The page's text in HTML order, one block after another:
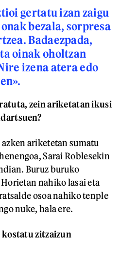
gertatu izan zaigu
bezala, sorpresa
Badaezpada,
oinak oholtzan
izena atera edo
zein ariketatan ikusi
ariketetan sumatu
Sarai Roblesekin
Buruz buruko
nahiko lasai eta
osoa nahiko tenple
nuke, hala ere.
zitzaizun